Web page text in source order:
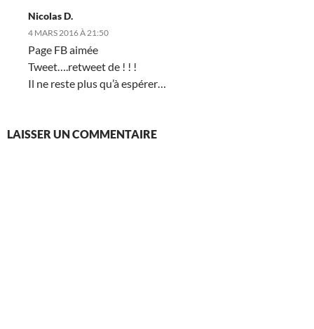
Nicolas D.
4 MARS 2016 À 21:50
Page FB aimée
Tweet….retweet de ! ! !
Il ne reste plus qu’à espérer…
LAISSER UN COMMENTAIRE